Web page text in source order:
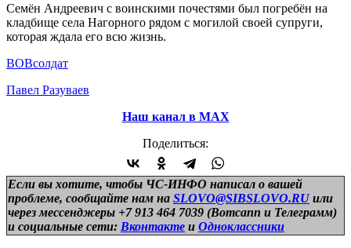
Семён Андреевич с воинскими почестями был погребён на
кладбище села Нагорного рядом с могилой своей супруги,
которая ждала его всю жизнь.
ВОВсолдат
Павел Разуваев
Наш канал в МАХ
Поделиться:
Если вы хотите, чтобы ЧС-ИНФО написал о вашей
проблеме, сообщайте нам на SLOVO@SIBSLOVO.RU или
через мессенджеры +7 913 464 7039 (Вотсапп и Телеграмм)
и социальные сети: Вконтакте и Одноклассники